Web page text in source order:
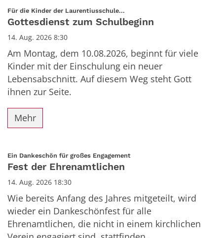
Datum: 14. August 2026
Für die Kinder der Laurentiusschule...
Gottesdienst zum Schulbeginn
14. Aug. 2026 8:30
Am Montag, dem 10.08.2026, beginnt für viele
Kinder mit der Einschulung ein neuer
Lebensabschnitt. Auf diesem Weg steht Gott
ihnen zur Seite.
Mehr
Ein Dankeschön für großes Engagement:
Fest der Ehrenamtlichen
14. Aug. 2026 18:30
Wie bereits Anfang des Jahres mitgeteilt, wird
wieder ein Dankeschönfest für alle
Ehrenamtlichen, die nicht in einem kirchlichen